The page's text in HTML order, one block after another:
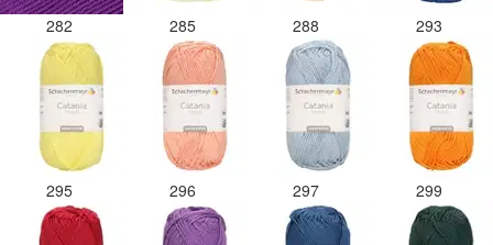
282 285 288 293
295 296 297 299